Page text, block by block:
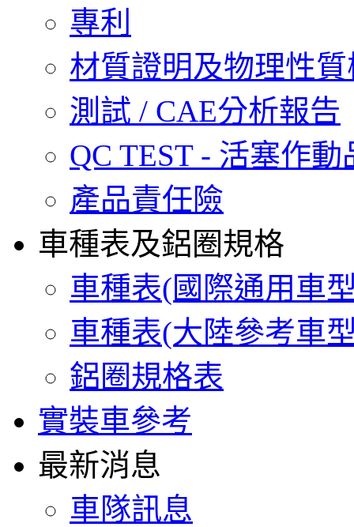
專利
材質證明及物理性
測試 / CAE分析報告
QC TEST - 活塞作動
產品責任險
車種表及鋁圈規格
車種表(國際通用車
車種表(大陸參考車
鋁圈規格表
實裝車參考
最新消息
車隊訊息